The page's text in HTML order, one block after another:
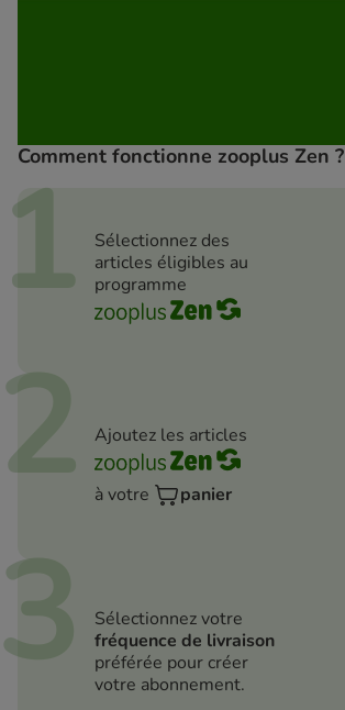
Comment fonctionne zooplus Zen ?
Sélectionnez des
articles éligibles au
programme
Ajoutez les articles
à votre panier
Sélectionnez votre
fréquence de livraison
préférée pour créer
votre abonnement.